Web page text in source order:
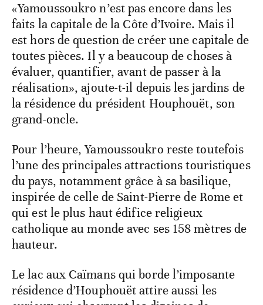
«Yamoussoukro n’est pas encore dans les
faits la capitale de la Côte d’Ivoire. Mais il
est hors de question de créer une capitale de
toutes pièces. Il y a beaucoup de choses à
évaluer, quantifier, avant de passer à la
réalisation», ajoute-t-il depuis les jardins de
la résidence du président Houphouët, son
grand-oncle.
Pour l’heure, Yamoussoukro reste toutefois
l’une des principales attractions touristiques
du pays, notamment grâce à sa basilique,
inspirée de celle de Saint-Pierre de Rome et
qui est le plus haut édifice religieux
catholique au monde avec ses 158 mètres de
hauteur.
Le lac aux Caïmans qui borde l’imposante
résidence d’Houphouët attire aussi les